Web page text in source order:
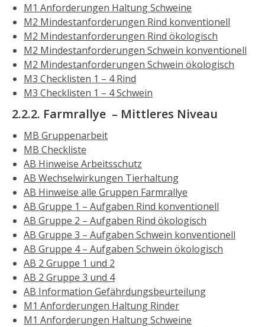
M1 Anforderungen Haltung Schweine
M2 Mindestanforderungen Rind konventionell
M2 Mindestanforderungen Rind ökologisch
M2 Mindestanforderungen Schwein konventionell
M2 Mindestanforderungen Schwein ökologisch
M3 Checklisten 1 – 4 Rind
M3 Checklisten 1 – 4 Schwein
2.2.2. Farmrallye – Mittleres Niveau
MB Gruppenarbeit
MB Checkliste
AB Hinweise Arbeitsschutz
AB Wechselwirkungen Tierhaltung
AB Hinweise alle Gruppen Farmrallye
AB Gruppe 1 – Aufgaben Rind konventionell
AB Gruppe 2 – Aufgaben Rind ökologisch
AB Gruppe 3 – Aufgaben Schwein konventionell
AB Gruppe 4 – Aufgaben Schwein ökologisch
AB 2 Gruppe 1 und 2
AB 2 Gruppe 3 und 4
AB Information Gefährdungsbeurteilung
M1 Anforderungen Haltung Rinder
M1 Anforderungen Haltung Schweine